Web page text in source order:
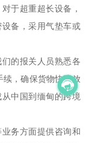
于超重超长设备，
备，采用气垫车或
的报关人员熟悉各
续，确保货物快速放
中国到缅甸的跨境
务方面提供咨询和